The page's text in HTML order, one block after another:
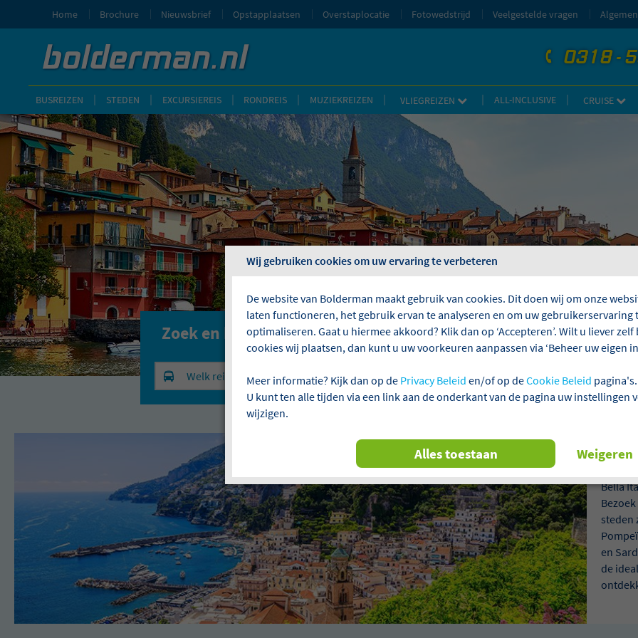
telefoon
0318 -
BUSREIZEN STEDEN EXCURSIEREIS RONDREIS MUZIEKREIZEN VLIEGREIZEN ALL-INCLUSIVE CRUISE
Home Brochure Nieuwsbrief Opstapplaatsen Overstaplocatie Fotowedstrijd Veelgestelde vragen
Zoek en boek uw vakantie
Welk reistype? Italië Welke maand?
Bella
steden
en
de
Wij gebruiken cookies om uw ervaring te verbeteren
De website van Bolderman maakt gebruik van cookies. Dit doen wij om onze
laten functioneren, het gebruik ervan te analyseren en om uw gebruikerservaring
optimaliseren. Gaat u hiermee akkoord? Klik dan op ‘Accepteren’. Wilt u liever
cookies wij plaatsen, dan kunt u uw voorkeuren aanpassen via ‘Beheer uw eigen
Meer informatie? Kijk dan op de Privacy Beleid en/of op deCookie Beleid pagina's.
U kunt ten alle tijden via een link aan de onderkant van de pagina uw instellingen
wijzigen.
Weigeren
Alles toestaan